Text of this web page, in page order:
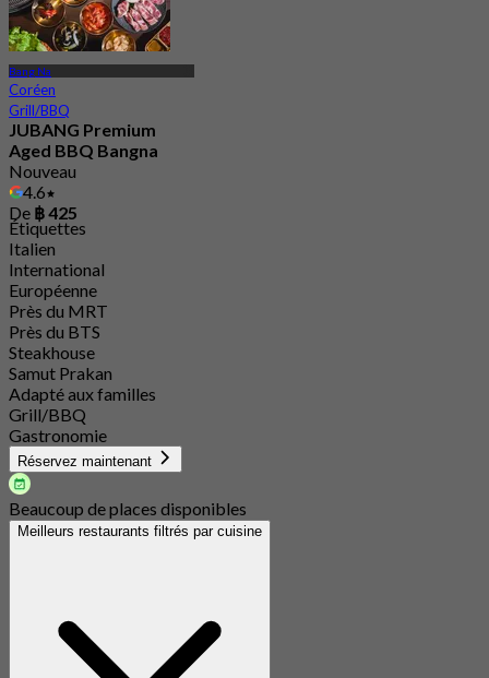
Bang Na
Coréen
Grill/BBQ
JUBANG Premium
Aged BBQ Bangna
Nouveau
4.6
De ฿ 425
Étiquettes
Italien
International
Européenne
Près du MRT
Près du BTS
Steakhouse
Samut Prakan
Adapté aux familles
Grill/BBQ
Gastronomie
Réservez maintenant
Beaucoup de places disponibles
Meilleurs restaurants filtrés par cuisine